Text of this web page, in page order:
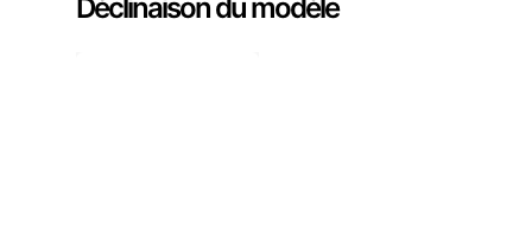
Déclinaison du modèle